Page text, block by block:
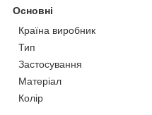
Основні
Країна виробник
Тип
Застосування
Матеріал
Колір